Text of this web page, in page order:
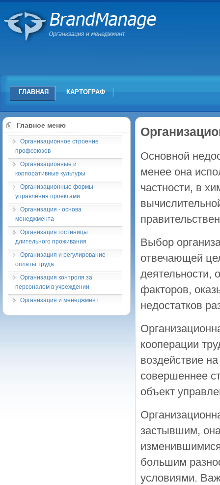
ГЛАВНАЯ КАРТОГРАФ
Основной
менее она
частности, в
Выбор
отвечающей
деятельности,
факторов,
недостатков
кооперации
воздействие
совершеннее
объект
застывшим, она
большим
условиями.
Главное меню
Организационное строение
профсоюзов
Организационные и
корпоративные культуры
Организационные формы
управления проектами
Организация - основа
менеджмента
Организация гостиницы
длительного проживания
Организация и регулирование
оплаты труда
Организация контроля за
персоналом в учреждении
Организация и менеджмент